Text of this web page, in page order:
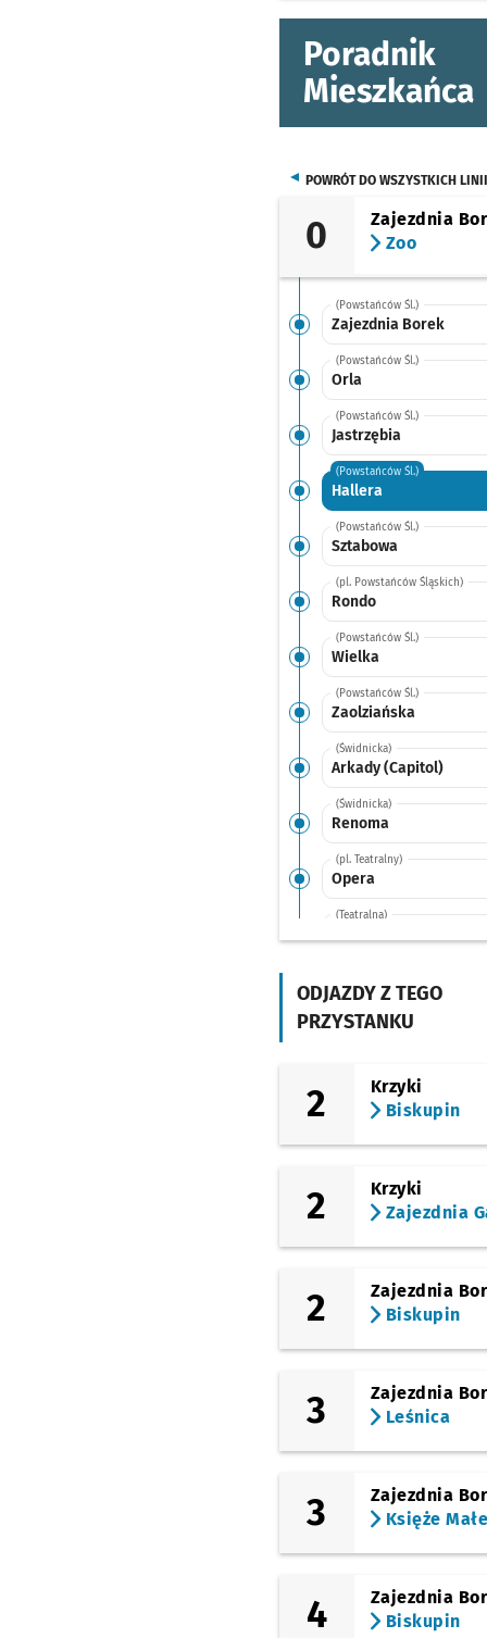
Poradnik
Mieszkańca
POWRÓT DO WSZYSTKICH LINII
0
Zajezdnia
Zoo
(Powstańców Śl.)
Zajezdnia Borek
(Powstańców Śl.)
Orla
(Powstańców Śl.)
Jastrzębia
(Powstańców Śl.)
Hallera
(Powstańców Śl.)
Sztabowa
(pl. Powstańców Śląskich)
Rondo
(Powstańców Śl.)
Wielka
(Powstańców Śl.)
Zaolziańska
(Świdnicka)
Arkady (Capitol)
(Świdnicka)
Renoma
(pl. Teatralny)
Opera
(Teatralna)
Galeria
(Piaskowa)
Hala Targowa
(Wyszyńskiego)
Katedra
(Szczytnicka)
Pl. Grunwaldzki
Kliniki - Politechnika
(Wróblewskiego)
Hala Stulecia
ODJAZDY Z TEGO
PRZYSTANKU
2
Krzyki
Biskupin
2
Krzyki
Zajezdnia
2
Zajezdnia
Biskupin
3
Zajezdnia
Leśnica
3
Zajezdnia
Księże Małe
4
Zajezdnia
Biskupin